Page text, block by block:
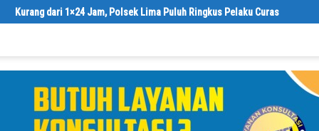
Lima Puluh Ringkus Pelaku Curas Satreskrim Polres Batu Bara